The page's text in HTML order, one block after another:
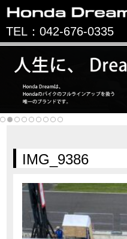
TEL：042-676-0335
IMG_9386